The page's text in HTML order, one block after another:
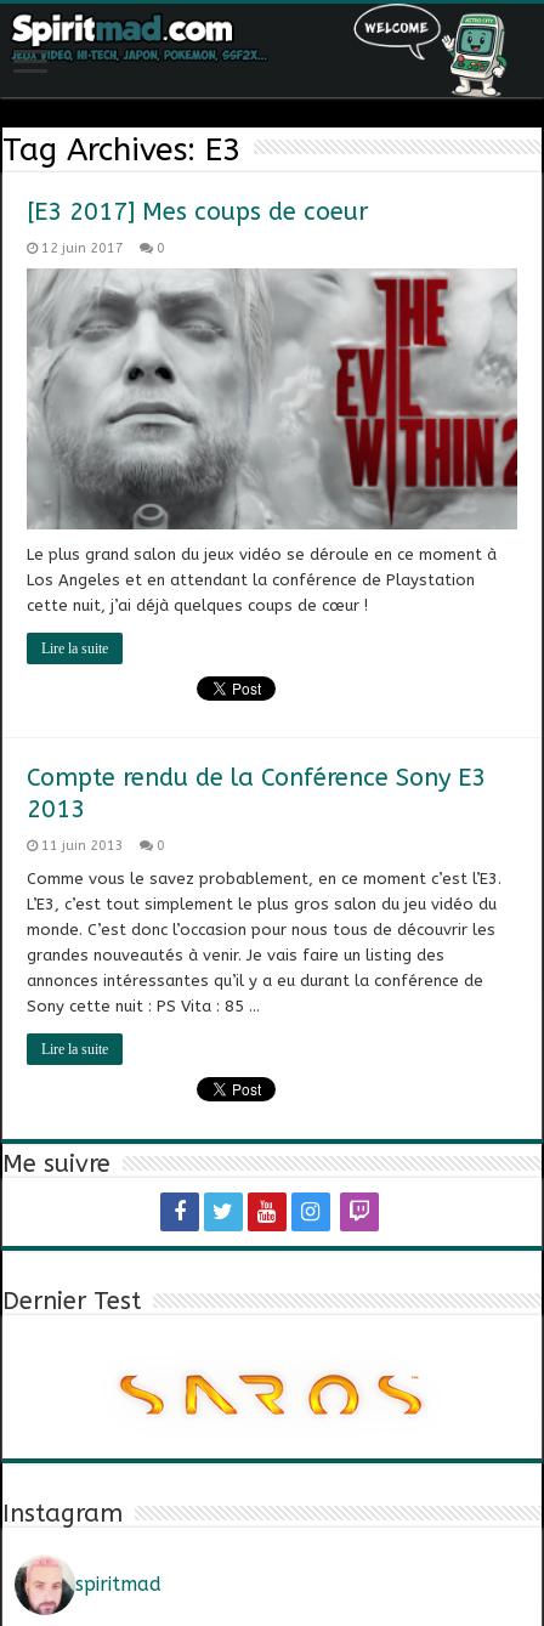
Tag Archives: E3
[E3 2017] Mes coups de coeur
12 juin 2017 0
Le plus grand salon du jeux vidéo se déroule en ce moment à
Los Angeles et en attendant la conférence de Playstation
cette nuit, j’ai déjà quelques coups de cœur !
Lire la suite
Compte rendu de la Conférence Sony E3
2013
11 juin 2013 0
Comme vous le savez probablement, en ce moment c’est l’E3.
L’E3, c’est tout simplement le plus gros salon du jeu vidéo du
monde. C’est donc l’occasion pour nous tous de découvrir les
grandes nouveautés à venir. Je vais faire un listing des
annonces intéressantes qu’il y a eu durant la conférence de
Sony cette nuit : PS Vita : 85 …
Lire la suite
Me suivre
Dernier Test
Instagram
spiritmad